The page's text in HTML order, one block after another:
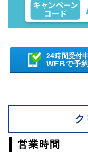
24時間受付中
WEBで予
ク
営業時間